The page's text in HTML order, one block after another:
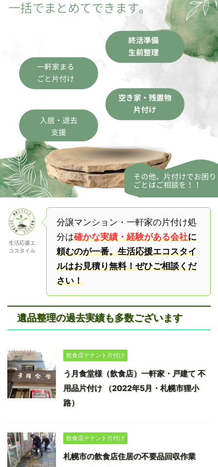
生活応援エ
コスタイル
分譲マンション・一軒家の片付け処
分は確かな実績・経験がある会社に
頼むのが一番。生活応援エコスタイ
ルはお見積り無料！ぜひご相談くだ
さい！
遺品整理の過去実績も多数ございます
飲食店テナント片付け
う月食堂様（飲食店）一軒家・戸建て 不
用品片付け （2022年5月・札幌市狸小
路）
飲食店テナント片付け
札幌市の飲食店住居の不要品回収作業